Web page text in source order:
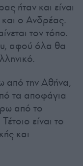
ήταν και είναι
ο Ανδρέας.
τον τόπο.
αφού όλα θα
από την Αθήνα,
τα αποφάγια
από το
είναι το
και